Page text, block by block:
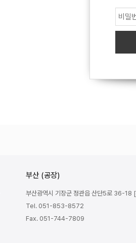
부산 (공장)
부산광역시 기장군 정관읍 산단5로 36-
Tel. 051-853-8572
Fax. 051-744-7809